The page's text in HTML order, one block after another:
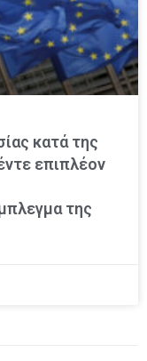
κατά της
επιπλέον
της